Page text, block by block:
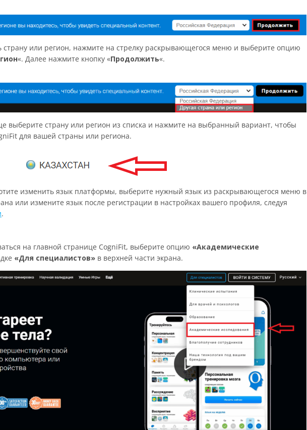
страну или регион, нажмите на стрелку раскрывающегося меню и выберите опцию
«. Далее нажмите кнопку «Продолжить«.
выберите страну или регион из списка и нажмите на выбранный вариант, чтобы
для вашей страны или региона.
изменить язык платформы, выберите нужный язык из раскрывающегося меню в
или измените язык после регистрации в настройках вашего профиля, следуя
.
на главной странице CogniFit, выберите опцию «Академические
«Для специалистов» в верхней части экрана.